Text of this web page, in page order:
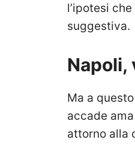
l’ipotesi
suggestiva.
Napoli,
Ma a
accade
attorno alla